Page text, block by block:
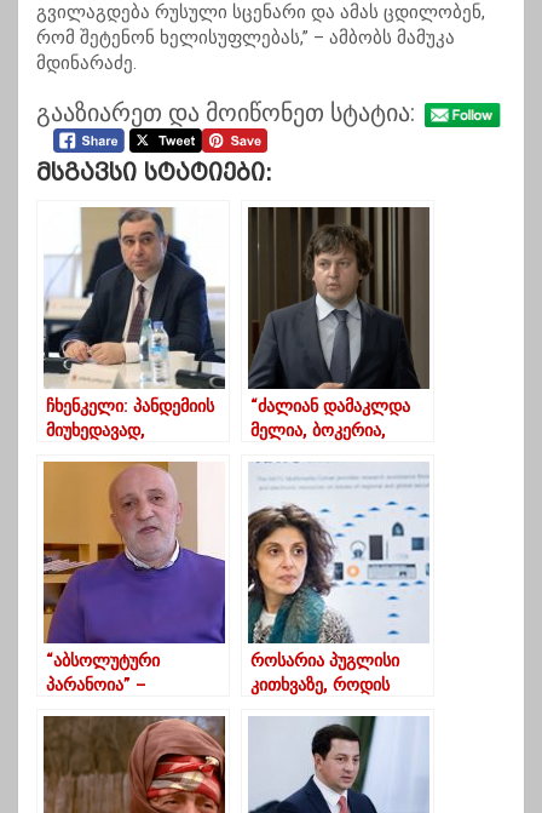
გვილაგდება რუსული სცენარი და ამას ცდილობენ,
რომ შეტენონ ხელისუფლებას,” – ამბობს მამუკა
მდინარაძე.
გააზიარეთ და მოიწონეთ სტატია:
Მსგავსი Სტატიები:
ჩხენკელი: პანდემიის
მიუხედავად,
უზრუნველყოფა
მოხერხდა
“ძალიან დამაკლდა
მელია, ბოკერია,
კობახიძეს ოპოზიცია
“ენატრება”
“აბსოლუტური
პარანოია” –
განცხადებას
ხუხაშვილი აფასებს
როსარია პუგლისი
კითხვაზე, როდის
ნატო-ს წევრი – როცა
შესაფერისი დრო